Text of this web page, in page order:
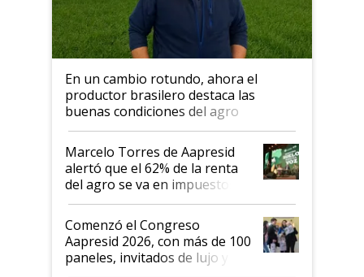
En un cambio rotundo, ahora el
productor brasilero destaca las
buenas condiciones del agro
argentino para invertir: "Los veo
más motivados"
Marcelo Torres de Aapresid
alertó que el 62% de la renta
del agro se va en impuestos:
"No es bueno que en
Argentina se sigan discutiendo
las mismas cosas de hace 50
años"
Comenzó el Congreso
Aapresid 2026, con más de 100
paneles, invitados de lujo y